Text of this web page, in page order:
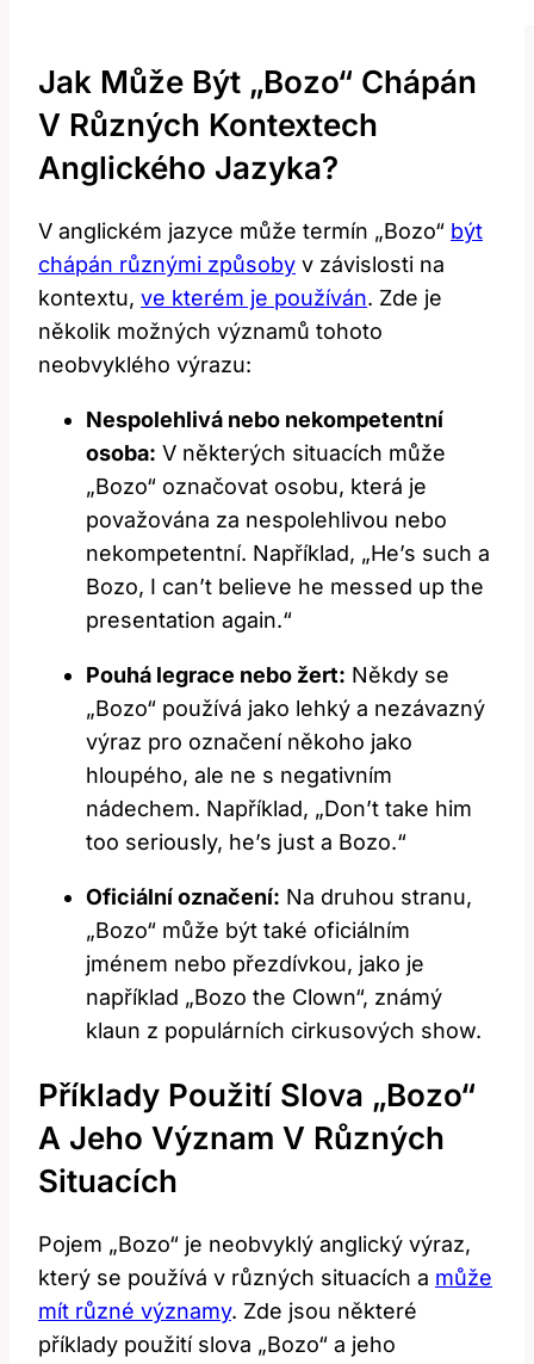
Jak Může Být‌ „Bozo“ Chápán⁢
V Různých ‌kontextech
Anglického Jazyka?
V anglickém jazyce může termín „Bozo“ být
chápán různými způsoby v závislosti na
kontextu, ve kterém je používán. Zde je
několik možných významů tohoto​
neobvyklého ⁤výrazu:
Nespolehlivá nebo nekompetentní
osoba: V některých situacích ⁤může
„Bozo“ označovat ‌osobu, která je
považována za ‌nespolehlivou nebo
nekompetentní. ⁣Například, „He’s​ such a
Bozo, ​I can’t ​believe he messed up the
presentation again.“
Pouhá legrace nebo ‌žert: Někdy se
„Bozo“ používá jako lehký a nezávazný
výraz pro označení někoho jako
hloupého, ale ne s negativním
nádechem.⁤ Například, „Don’t take ⁣him
too seriously, he’s just⁤ a Bozo.“
Oficiální označení: Na druhou stranu,
„Bozo“ může být také oficiálním
jménem nebo přezdívkou, jako je
například „Bozo the Clown“, známý
klaun z populárních ⁢cirkusových show.
Příklady Použití Slova „Bozo“​
A Jeho Význam V Různých
Situacích
Pojem „Bozo“ je​ neobvyklý anglický výraz,
který se‍ používá v různých situacích a ⁤ může
mít různé významy. ‍Zde jsou některé
příklady použití slova „Bozo“ a jeho